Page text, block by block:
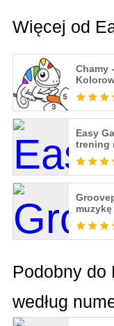
Więcej od
Chamy -
według
Easy
trening
Podobny do
według